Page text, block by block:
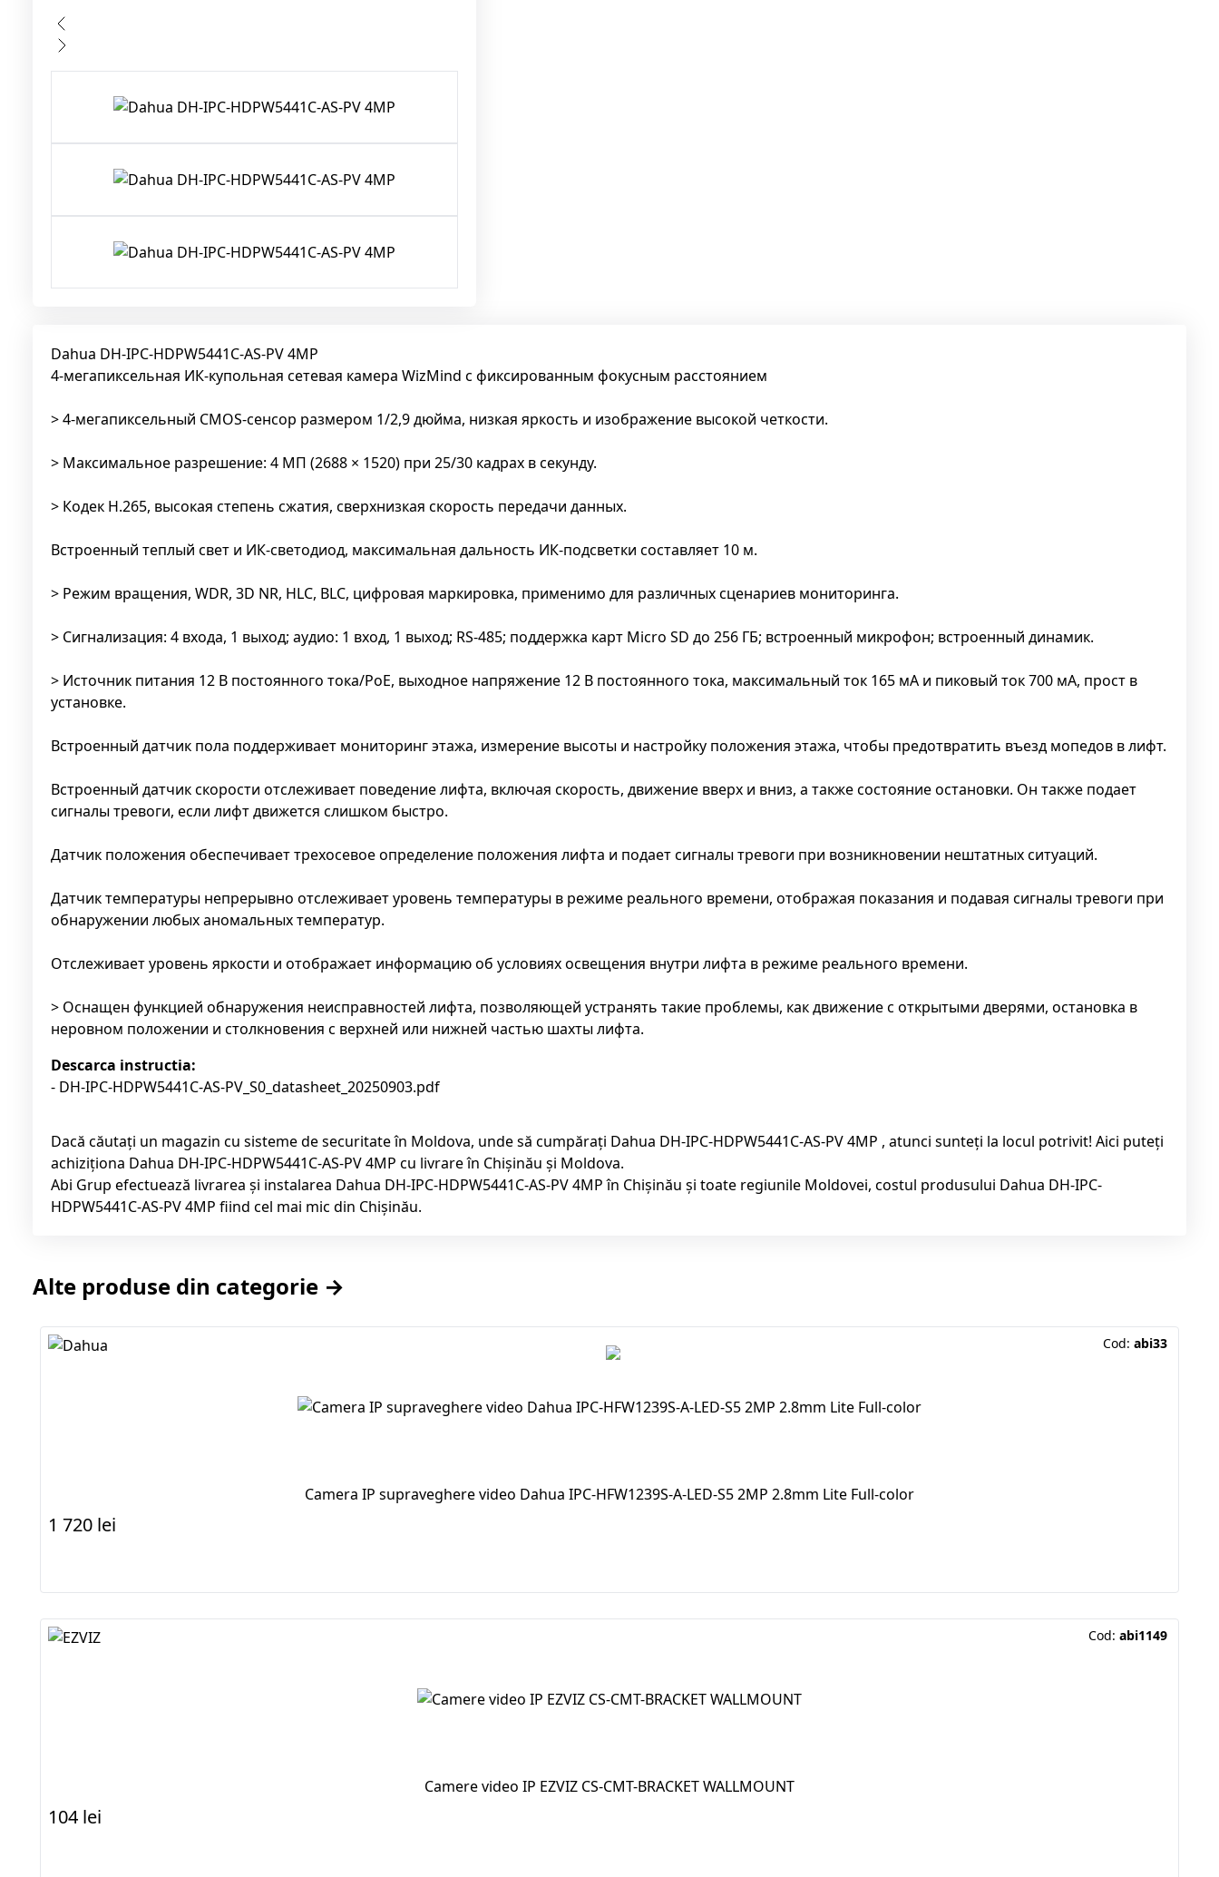
Dahua DH-IPC-HDPW5441C-AS-PV 4MP
4-мегапиксельная ИК-купольная сетевая камера WizMind с фиксированным фокусным расстоянием
> 4-мегапиксельный CMOS-сенсор размером 1/2,9 дюйма, низкая яркость и изображение высокой четкости.
> Максимальное разрешение: 4 МП (2688 × 1520) при 25/30 кадрах в секунду.
> Кодек H.265, высокая степень сжатия, сверхнизкая скорость передачи данных.
Встроенный теплый свет и ИК-светодиод, максимальная дальность ИК-подсветки составляет 10 м.
> Режим вращения, WDR, 3D NR, HLC, BLC, цифровая маркировка, применимо для различных сценариев мониторинга.
> Сигнализация: 4 входа, 1 выход; аудио: 1 вход, 1 выход; RS-485; поддержка карт Micro SD до 256 ГБ; встроенный микрофон; встроенный динамик.
> Источник питания 12 В постоянного тока/PoE, выходное напряжение 12 В постоянного тока, максимальный ток 165 мА и пиковый ток 700 мА, прост в
установке.
Встроенный датчик пола поддерживает мониторинг этажа, измерение высоты и настройку положения этажа, чтобы предотвратить въезд мопедов в лифт.
Встроенный датчик скорости отслеживает поведение лифта, включая скорость, движение вверх и вниз, а также состояние остановки. Он также подает
сигналы тревоги, если лифт движется слишком быстро.
Датчик положения обеспечивает трехосевое определение положения лифта и подает сигналы тревоги при возникновении нештатных ситуаций.
Датчик температуры непрерывно отслеживает уровень температуры в режиме реального времени, отображая показания и подавая сигналы тревоги при
обнаружении любых аномальных температур.
Отслеживает уровень яркости и отображает информацию об условиях освещения внутри лифта в режиме реального времени.
> Оснащен функцией обнаружения неисправностей лифта, позволяющей устранять такие проблемы, как движение с открытыми дверями, остановка в
неровном положении и столкновения с верхней или нижней частью шахты лифта.
Descarca instructia:
- DH-IPC-HDPW5441C-AS-PV_S0_datasheet_20250903.pdf
Dacă căutați un magazin cu sisteme de securitate în Moldova, unde să cumpărați Dahua DH-IPC-HDPW5441C-AS-PV 4MP , atunci sunteți la locul potrivit! Aici puteți
achiziționa Dahua DH-IPC-HDPW5441C-AS-PV 4MP cu livrare în Chișinău și Moldova.
Abi Grup efectuează livrarea și instalarea Dahua DH-IPC-HDPW5441C-AS-PV 4MP în Chișinău și toate regiunile Moldovei, costul produsului Dahua DH-IPC-
HDPW5441C-AS-PV 4MP fiind cel mai mic din Chișinău.
Alte produse din categorie →
Cod: abi33
Camera IP supraveghere video Dahua IPC-HFW1239S-A-LED-S5 2MP 2.8mm Lite Full-color
1 720 lei
Cod: abi1149
Camere video IP EZVIZ CS-CMT-BRACKET WALLMOUNT
104 lei